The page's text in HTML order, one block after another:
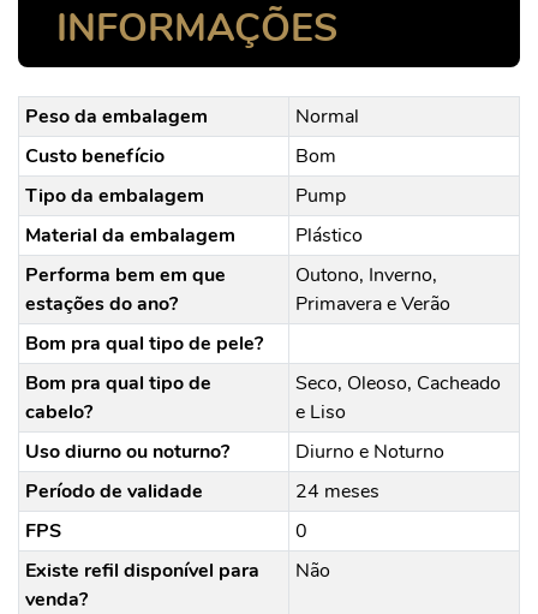
INFORMAÇÕES
Peso da embalagem
Normal
Custo benefício
Bom
Tipo da embalagem
Pump
Material da embalagem
Plástico
Performa bem em que
estações do ano?
Outono, Inverno,
Primavera e Verão
Bom pra qual tipo de pele?
Bom pra qual tipo de
cabelo?
Seco, Oleoso, Cacheado
e Liso
Uso diurno ou noturno?
Diurno e Noturno
Período de validade
24 meses
FPS
0
Existe refil disponível para
venda?
Não